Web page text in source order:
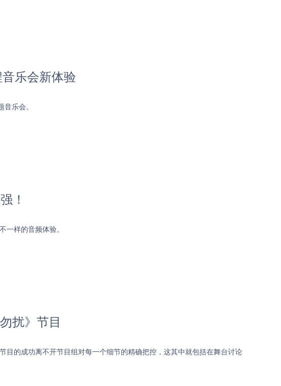
乐会新体验
乐会。
！
样的音频体验。
扰》节目
的成功离不开节目组对每一个细节的精确把控，这其中就包括在舞台讨论